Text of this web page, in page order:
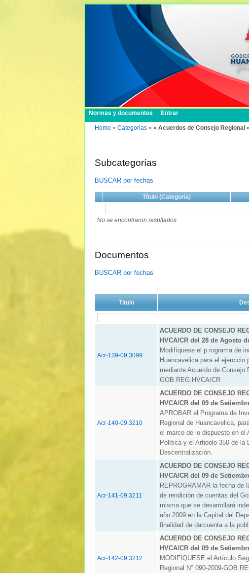
Normas y documentos Entrar
Home » Categorias » » Acuerdos de Consejo Regional
Subcategorías
BUSCAR por fechas
Título (Categoría)
No se encontraron resultados.
Documentos
BUSCAR por fechas
Titulo
Acr-139-09.3099
ACUERDO DE CONSEJO
HVCA/CR del 28 de Agosto
Modifíquese el p rograma de
Huancavelica para el ejercicio
mediante Acuerdo de Consejo
GOB.REG.HVCA/CR
Acr-140-09.3210
ACUERDO DE CONSEJO
HVCA/CR del 09 de
APROBAR el Programa de
Regional de Huancavelica,
el marco de lo dispuesto en el
Política y el Artioolo 350 de la
Descentralización.
Acr-141-09.3211
ACUERDO DE CONSEJO
HVCA/CR del 09 de
REPROGRAMAR la fecha de
de rendición de cuentas del
misma que se desarrollará
año 2009 en la Capital del
finalidad de darcuenta a la
Acr-142-09.3212
ACUERDO DE CONSEJO
HVCA/CR del 09 de
MODIFIQUESE el Artículo
Regional N° 090-2009-